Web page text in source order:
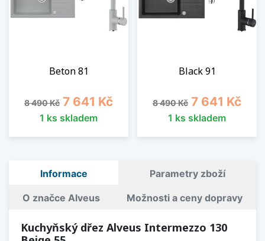
Beton 81
Běžná cena
8 490 Kč Cena
7 641 Kč
1 ks skladem
Black 91
Běžná cena
8 490 Kč Cena
7 641 Kč
1 ks skladem
Informace Parametry zboží
O značce Alveus Možnosti a ceny dopravy
Kuchyňský dřez Alveus Intermezzo 130